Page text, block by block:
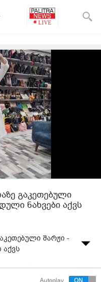
გაკეთებული
ნახვები აქვს
შარჟი -
აქვს
Autoplay